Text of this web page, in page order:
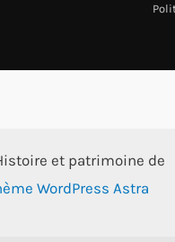
et patrimoine de
WordPress Astra